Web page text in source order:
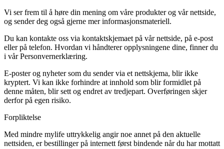
Vi ser frem til å høre din mening om våre produkter og vår nettside,
og sender deg også gjerne mer informasjonsmateriell.
Du kan kontakte oss via kontaktskjemaet på vår nettside, på e-post
eller på telefon. Hvordan vi håndterer opplysningene dine, finner du
i vårPersonvernerklæring.
E-poster og nyheter som du sender via et nettskjema, blir ikke
kryptert. Vi kan ikke forhindre at innhold som blir formidlet på
denne måten, blir sett og endret av tredjepart. Overføringen skjer
derfor på egen risiko.
Forpliktelse
Med mindre mylife uttrykkelig angir noe annet på den aktuelle
nettsiden, er bestillinger på internett først bindende når du har mottatt